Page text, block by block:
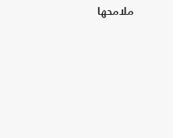
ملامحها